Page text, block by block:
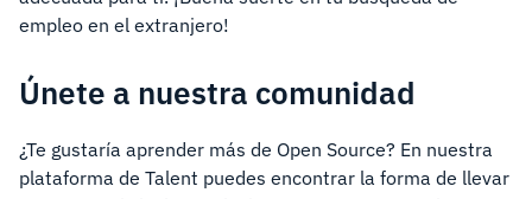
empleo en el extranjero!
Únete a nuestra comunidad
¿Te gustaría aprender más de Open Source? En nuestra
plataforma de Talent puedes encontrar la forma de llevar